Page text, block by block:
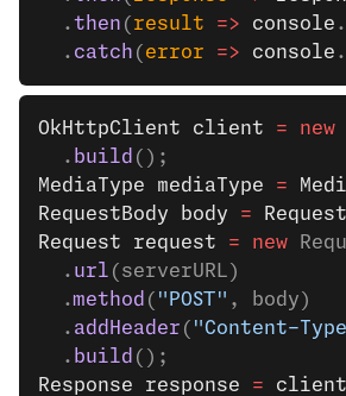
  .
then ( result => console .
  .
catch ( error => console .
OkHttpClient client = new
  .
build ();
MediaType mediaType =
RequestBody body =
Request request = new
  .
url (serverURL)
  .
method ( "POST" , body)
  .
addHeader ( "Content-
  .
build ();
Response response = client